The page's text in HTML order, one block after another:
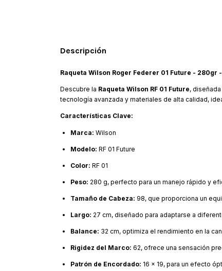
Descripción
Raqueta Wilson Roger Federer 01 Future - 280gr
Descubre la Raqueta Wilson RF 01 Future,
tecnología avanzada y materiales de alta calidad,
Características Clave:
Marca: Wilson
Modelo: RF 01 Future
Color: RF 01
Peso: 280 g, perfecto para un manejo rápido y
Tamaño de Cabeza: 98, que proporciona un
Largo: 27 cm, diseñado para adaptarse a
Balance: 32 cm, optimiza el rendimiento en la
Rigidez del Marco: 62, ofrece una sensación
Patrón de Encordado: 16 x 19, para un efecto